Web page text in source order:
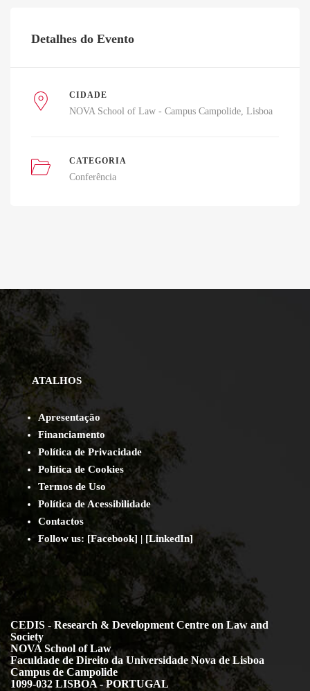
Detalhes do Evento
CIDADE
NOVA School of Law - Campus Campolide Lisboa
CATEGORIA
Conferência
ATALHOS
Apresentação
Financiamento
Política de Privacidade
Política de Cookies
Termos de Uso
Política de Acessibilidade
Contactos
Follow us: [Facebook] | [LinkedIn]
CEDIS - Research & Development Centre on Law and
Society
NOVA School of Law
Faculdade de Direito da Universidade Nova de Lisboa
Campus de Campolide
1099-032 LISBOA - PORTUGAL